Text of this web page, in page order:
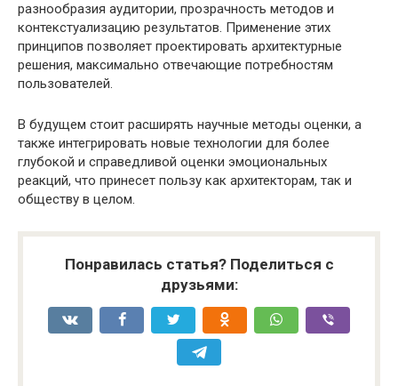
разнообразия аудитории, прозрачность методов и
контекстуализацию результатов. Применение этих
принципов позволяет проектировать архитектурные
решения, максимально отвечающие потребностям
пользователей.
В будущем стоит расширять научные методы оценки, а
также интегрировать новые технологии для более
глубокой и справедливой оценки эмоциональных
реакций, что принесет пользу как архитекторам, так и
обществу в целом.
Понравилась статья? Поделиться с
друзьями: